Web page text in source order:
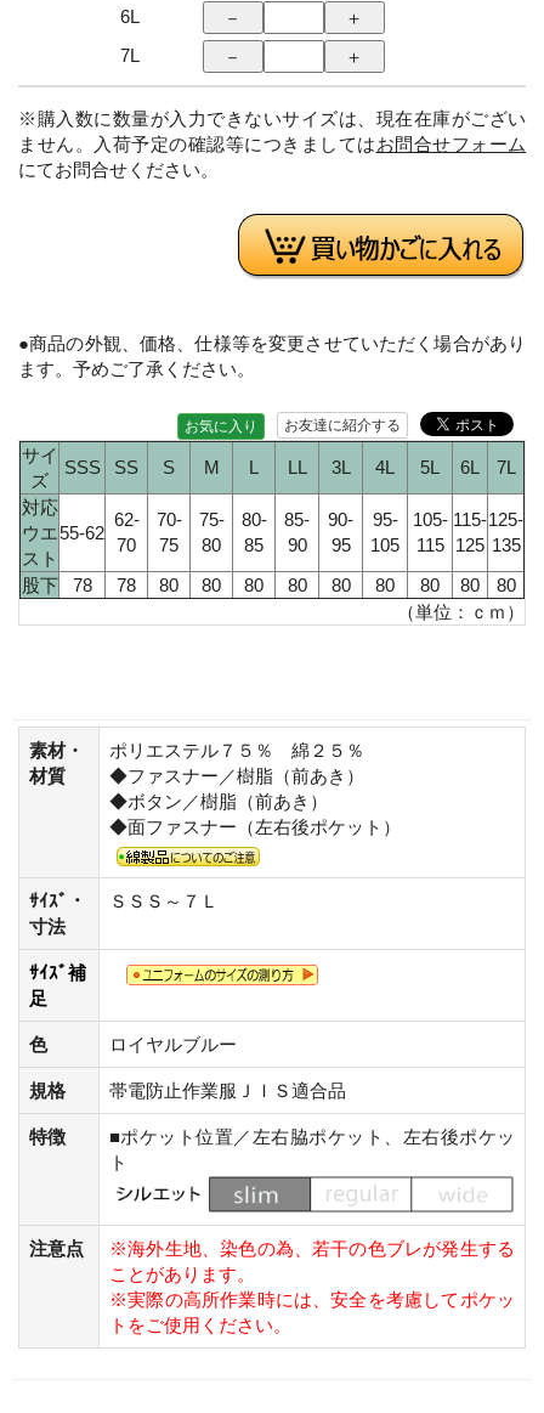
6L
7L
※購入数に数量が入力できないサイズは、現在在庫がござい
ません。入荷予定の確認等につきましてはお問合せフォーム
にてお問合せください。
●商品の外観、価格、仕様等を変更させていただく場合があり
ます。予めご了承ください。
お友達に紹介する
お気に入り
サイ
ズ
SSS SS S M L LL 3L 4L 5L 6L
7L
対応
ウエ
スト
55-62
62-
70
70-
75
75-
80
80-
85
85-
90
90-
95
95-
105
105-
115
115-
125
125-
135
股下
78 78 80 80 80 80 80 80 80 80
80
（単位：ｃｍ）
素材・
材質
ポリエステル７５％ 綿２５％
◆ファスナー／樹脂（前あき）
◆ボタン／樹脂（前あき）
◆面ファスナー（左右後ポケット）
ｻｲｽﾞ・
寸法
ＳＳＳ～７Ｌ
ｻｲｽﾞ補
足
色 ロイヤルブルー
規格 帯電防止作業服ＪＩＳ適合品
特徴
■ポケット位置／左右脇ポケット、左右後ポケッ
ト
注意点
※海外生地、染色の為、若干の色ブレが発生する
ことがあります。
※実際の高所作業時には、安全を考慮してポケッ
トをご使用ください。